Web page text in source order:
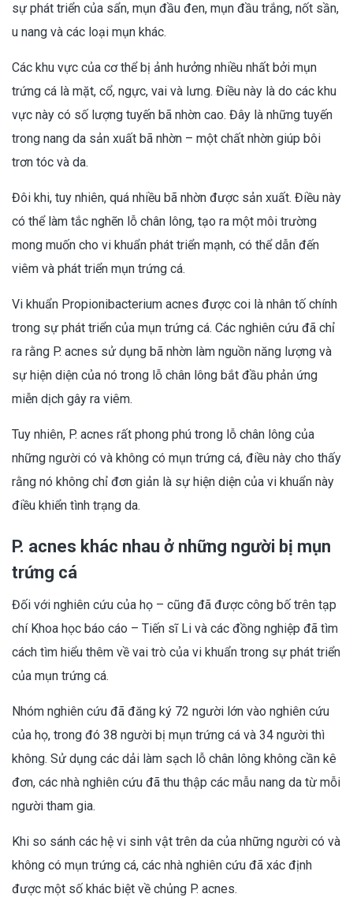
sự phát triển của sẩn, mụn đầu đen, mụn đầu trắng, nốt sần,
u nang và các loại mụn khác.
Các khu vực của cơ thể bị ảnh hưởng nhiều nhất bởi mụn
trứng cá là mặt, cổ, ngực, vai và lưng. Điều này là do các khu
vực này có số lượng tuyến bã nhờn cao. Đây là những tuyến
trong nang da sản xuất bã nhờn – một chất nhờn giúp bôi
trơn tóc và da.
Đôi khi, tuy nhiên, quá nhiều bã nhờn được sản xuất. Điều này
có thể làm tắc nghẽn lỗ chân lông, tạo ra một môi trường
mong muốn cho vi khuẩn phát triển mạnh, có thể dẫn đến
viêm và phát triển mụn trứng cá.
Vi khuẩn Propionibacterium acnes được coi là nhân tố chính
trong sự phát triển của mụn trứng cá. Các nghiên cứu đã chỉ
ra rằng P. acnes sử dụng bã nhờn làm nguồn năng lượng và
sự hiện diện của nó trong lỗ chân lông bắt đầu phản ứng
miễn dịch gây ra viêm.
Tuy nhiên, P. acnes rất phong phú trong lỗ chân lông của
những người có và không có mụn trứng cá, điều này cho thấy
rằng nó không chỉ đơn giản là sự hiện diện của vi khuẩn này
điều khiển tình trạng da.
P. acnes khác nhau ở những người bị mụn
trứng cá
Đối với nghiên cứu của họ – cũng đã được công bố trên tạp
chí Khoa học báo cáo – Tiến sĩ Li và các đồng nghiệp đã tìm
cách tìm hiểu thêm về vai trò của vi khuẩn trong sự phát triển
của mụn trứng cá.
Nhóm nghiên cứu đã đăng ký 72 người lớn vào nghiên cứu
của họ, trong đó 38 người bị mụn trứng cá và 34 người thì
không. Sử dụng các dải làm sạch lỗ chân lông không cần kê
đơn, các nhà nghiên cứu đã thu thập các mẫu nang da từ mỗi
người tham gia.
Khi so sánh các hệ vi sinh vật trên da của những người có và
không có mụn trứng cá, các nhà nghiên cứu đã xác định
được một số khác biệt về chủng P. acnes.